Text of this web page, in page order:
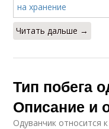
Читать дальше →
Тип побега
Описание и
Одуванчик относится